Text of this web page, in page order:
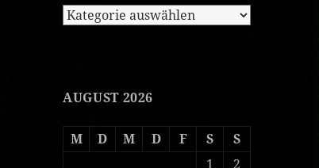
Kategorien
AUGUST 2026
M D M D F S
S
1
2